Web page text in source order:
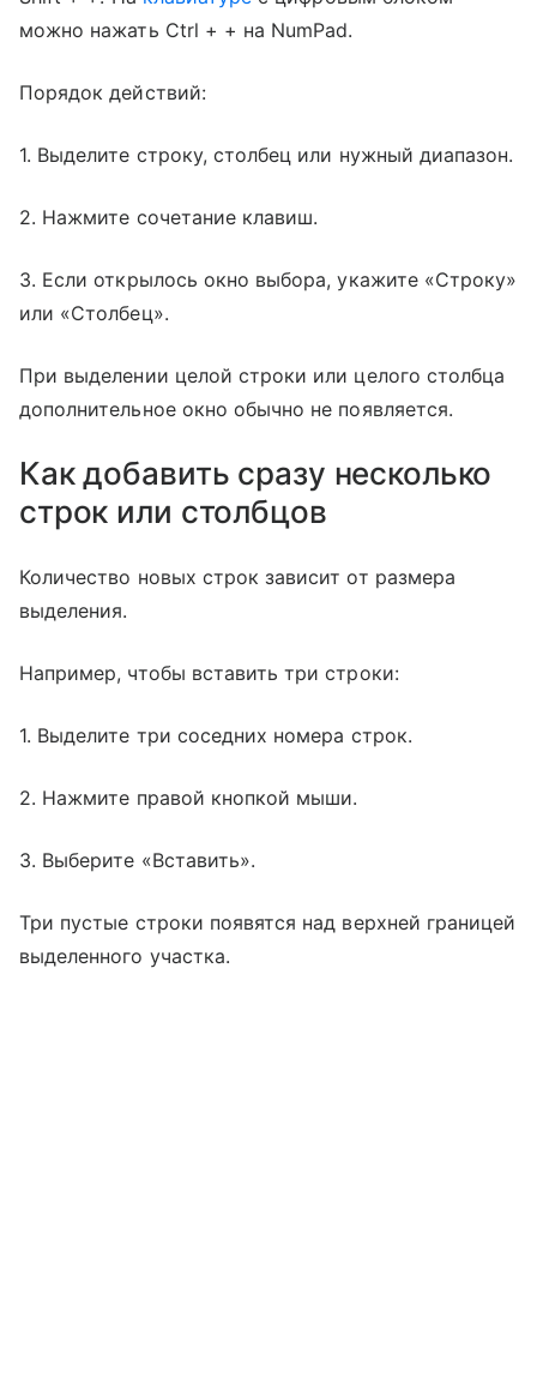
можно нажать Ctrl + + на NumPad.
Порядок действий:
1. Выделите строку, столбец или нужный диапазон.
2. Нажмите сочетание клавиш.
3. Если открылось окно выбора, укажите «Строку»
или «Столбец».
При выделении целой строки или целого столбца
дополнительное окно обычно не появляется.
Как добавить сразу несколько
строк или столбцов
Количество новых строк зависит от размера
выделения.
Например, чтобы вставить три строки:
1. Выделите три соседних номера строк.
2. Нажмите правой кнопкой мыши.
3. Выберите «Вставить».
Три пустые строки появятся над верхней границей
выделенного участка.